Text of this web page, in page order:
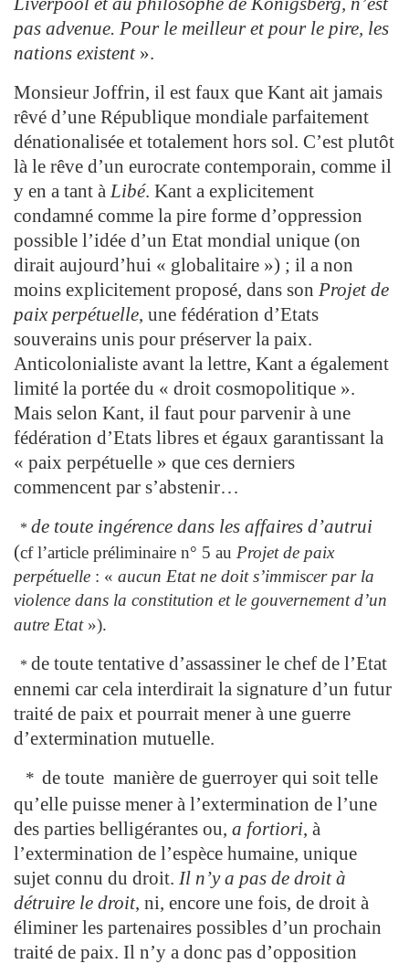
pas advenue. Pour le meilleur et pour le pire, les
nations existent ».
Monsieur Joffrin, il est faux que Kant ait jamais
rêvé d’une République mondiale parfaitement
dénationalisée et totalement hors sol. C’est plutôt
là le rêve d’un eurocrate contemporain, comme il
y en a tant à Libé. Kant a explicitement
condamné comme la pire forme d’oppression
possible l’idée d’un Etat mondial unique (on
dirait aujourd’hui « globalitaire ») ; il a non
moins explicitement proposé, dans son Projet de
paix perpétuelle, une fédération d’Etats
souverains unis pour préserver la paix.
Anticolonialiste avant la lettre, Kant a également
limité la portée du « droit cosmopolitique ».
Mais selon Kant, il faut pour parvenir à une
fédération d’Etats libres et égaux garantissant la
« paix perpétuelle » que ces derniers
commencent par s’abstenir…
de toute ingérence dans les affaires d’autrui
(cf l’article préliminaire n° 5 au Projet de paix
perpétuelle : « aucun Etat ne doit s’immiscer par la
violence dans la constitution et le gouvernement d’un
autre Etat»).
de toute tentative d’assassiner le chef de l’Etat
ennemi car cela interdirait la signature d’un futur
traité de paix et pourrait mener à une guerre
d’extermination mutuelle.
* de toute manière de guerroyer qui soit telle
qu’elle puisse mener à l’extermination de l’une
des parties belligérantes ou, a fortiori, à
l’extermination de l’espèce humaine, unique
sujet connu du droit. Il n’y a pas de droit à
détruire le droit, ni, encore une fois, de droit à
éliminer les partenaires possibles d’un prochain
traité de paix. Il n’y a donc pas d’opposition